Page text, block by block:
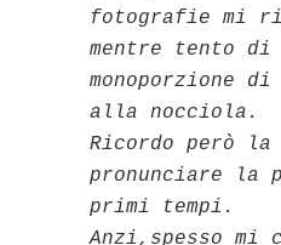
fotografie mi
mentre tento di
monoporzione
alla nocciola.
Ricordo però la
pronunciare la
primi tempi.
Anzi,spesso mi